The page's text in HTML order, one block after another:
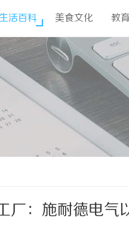
生活百科 美食文化 教
厂：施耐德电